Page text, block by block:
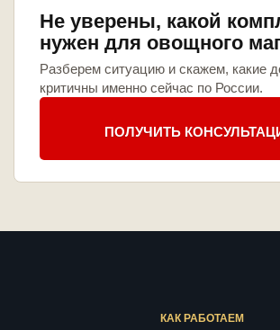
Не уверены, какой
нужен для овощного
Разберем ситуацию и скажем, какие
критичны именно сейчас по России.
ПОЛУЧИТЬ
КАК РАБОТАЕМ